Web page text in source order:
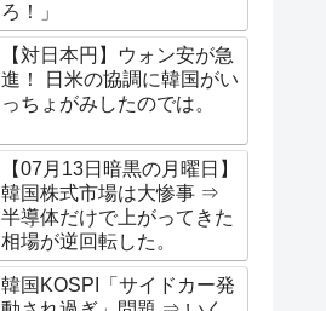
ろ！」
【対日本円】ウォン安が急
進！ 日米の協調に韓国がい
っちょがみしたのでは。
【07月13日暗黒の月曜日】
韓国株式市場は大惨事 ⇒
半導体だけで上がってきた
相場が逆回転した。
韓国KOSPI「サイドカー発